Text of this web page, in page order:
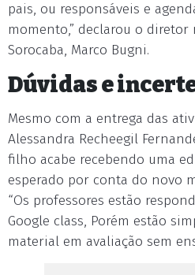
pais, ou responsáveis e
momento,” declarou o
Sorocaba, Marco Bugni.
Dúvidas e
Mesmo com a entrega das
Alessandra Recheegil
filho acabe recebendo uma
esperado por conta do novo
“Os professores estão
Google class, Porém estão
material em avaliação sem